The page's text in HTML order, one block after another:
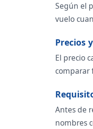
Según el
vuelo
Precios
El precio
comparar
Antes de
nombres